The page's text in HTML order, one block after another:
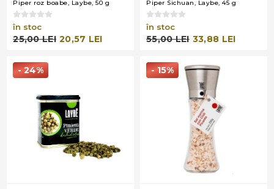
Piper roz boabe, Laybe, 50 g
în stoc
25,00 LEI 20,57 LEI
Piper Sichuan, Laybe, 45 g
în stoc
55,00 LEI 33,88 LEI
- 24% - 15%